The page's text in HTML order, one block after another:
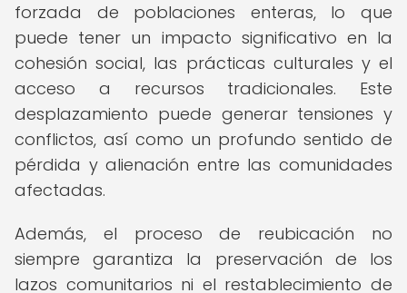
forzada de poblaciones enteras, lo que
puede tener un impacto significativo en la
cohesión social, las prácticas culturales y el
acceso a recursos tradicionales. Este
desplazamiento puede generar tensiones y
conflictos, así como un profundo sentido de
pérdida y alienación entre las comunidades
afectadas.
Además, el proceso de reubicación no
siempre garantiza la preservación de los
lazos comunitarios ni el restablecimiento de